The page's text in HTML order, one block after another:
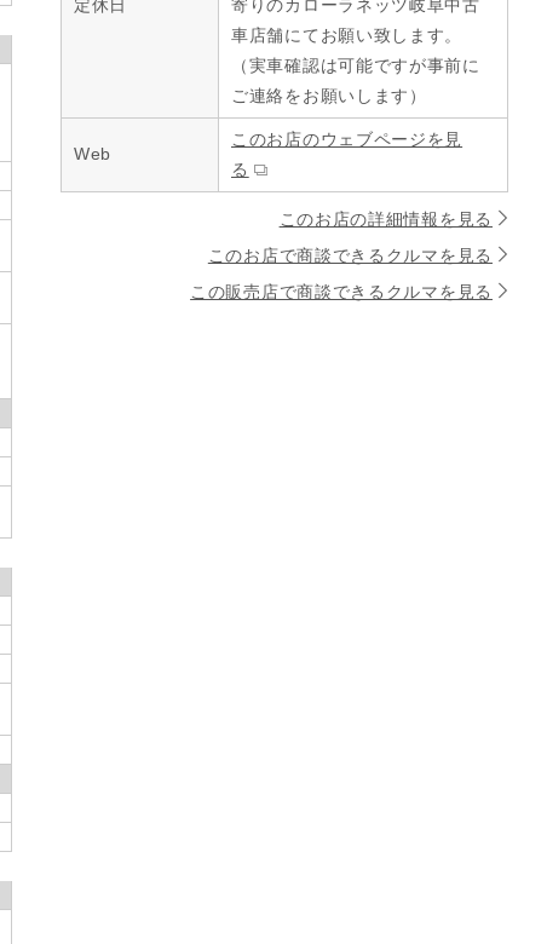
定休日
寄りのカローラネッツ岐阜中古
車店舗にてお願い致します。
（実車確認は可能ですが事前に
ご連絡をお願いします）
Web
このお店のウェブページを見
る
このお店の詳細情報を見る
このお店で商談できるクルマを見る
この販売店で商談できるクルマを見る